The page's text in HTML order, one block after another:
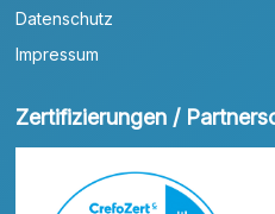
Datenschutz
Impressum
Zertifizierungen /